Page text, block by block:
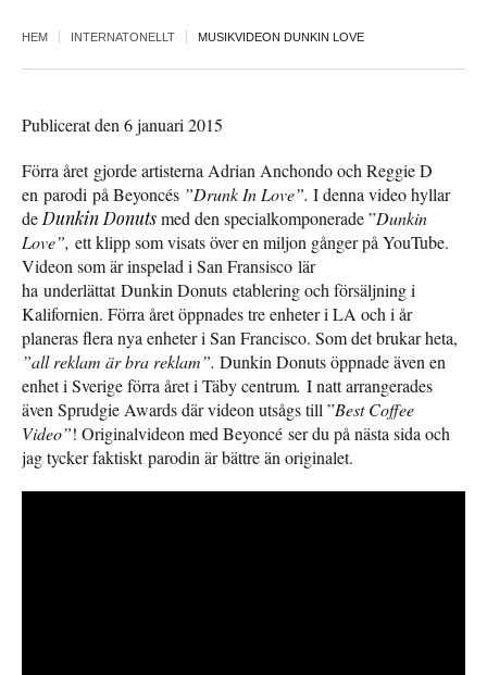
HEM INTERNATONELLT MUSIKVIDEON DUNKIN LOVE
Publicerat den 6 januari 2015
Förra året gjorde artisterna Adrian Anchondo och Reggie D
en parodi på Beyoncés ”Drunk In Love”. I denna video hyllar
de Dunkin Donutsmed den specialkomponerade ”Dunkin
Love”, ett klipp som visats över en miljon gånger på YouTube.
Videon som är inspelad i San Fransisco lär
ha underlättat Dunkin Donuts etablering och försäljning i
Kalifornien. Förra året öppnades tre enheter i LA och i år
planeras flera nya enheter i San Francisco. Som det brukar heta,
”all reklam är bra reklam”. Dunkin Donuts öppnade även en
enhet i Sverige förra året i Täby centrum. I natt arrangerades
även Sprudgie Awards där videon utsågs till ”Best Coffee
Video”! Originalvideon med Beyoncé ser du på nästa sida och
jag tycker faktiskt parodin är bättre än originalet.